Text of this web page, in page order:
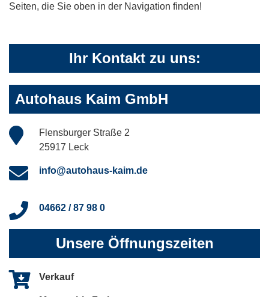
Seiten, die Sie oben in der Navigation finden!
Ihr Kontakt zu uns:
Autohaus Kaim GmbH
Flensburger Straße 2
25917 Leck
info@autohaus-kaim.de
04662 / 87 98 0
Unsere Öffnungszeiten
Verkauf